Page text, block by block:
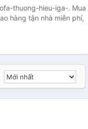
thuong-hieu-iga-. Mua
hàng tận nhà miễn phí,